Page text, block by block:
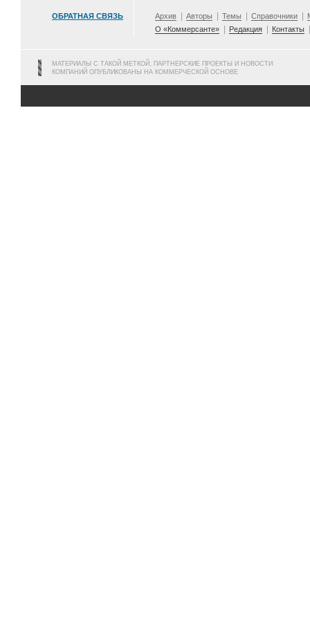
ОБРАТНАЯ СВЯЗЬ Архив Авторы Темы Справочники
О «Коммерсанте»
Редакция Контакты
МАТЕРИАЛЫ С ТАКОЙ МЕТКОЙ, ПАРТНЕРСКИЕ ПРОЕКТЫ И НОВОСТИ
КОМПАНИЙ ОПУБЛИКОВАНЫ НА КОММЕРЧЕСКОЙ ОСНОВЕ